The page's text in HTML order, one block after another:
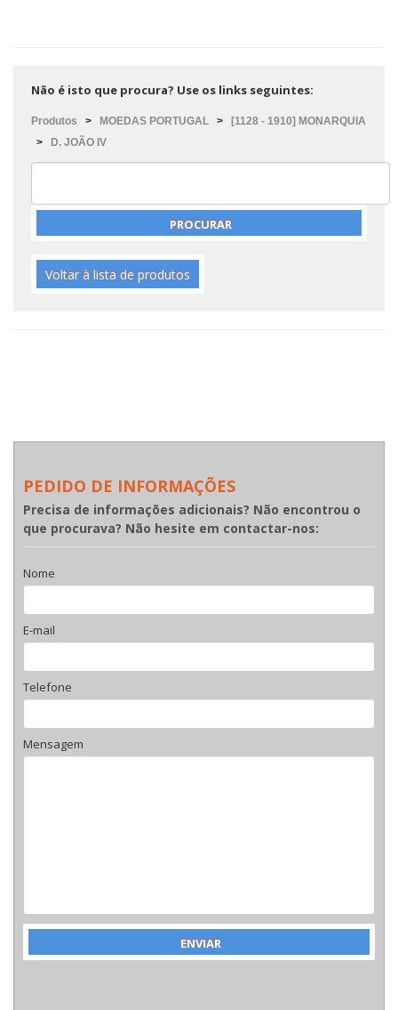
Não é isto que procura? Use os links seguintes:
Produtos > MOEDAS PORTUGAL >
[1128 - 1910] MONARQUIA
>
D. JOÃO IV
Voltar à lista de produtos
PEDIDO DE INFORMAÇÕES
Precisa de informações adicionais? Não encontrou o
que procurava? Não hesite em contactar-nos:
Nome
E-mail
Telefone
Mensagem